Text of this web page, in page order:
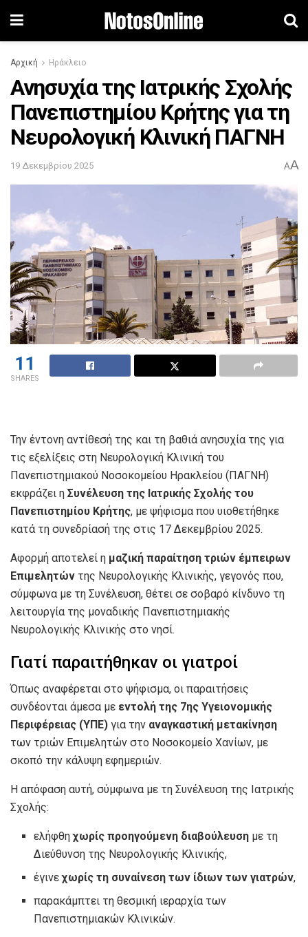
Αρχική Ηράκλειο
Ανησυχία της Ιατρικής Σχολής
Πανεπιστημίου Κρήτης για τη
Νευρολογική Κλινική ΠΑΓΝΗ
19 Δεκεμβρίου 2025 AA
11
SHARES
Την έντονη αντίθεσή της και τη βαθιά ανησυχία της για
τις εξελίξεις στη Νευρολογική Κλινική του
Πανεπιστημιακού Νοσοκομείου Ηρακλείου (ΠΑΓΝΗ)
εκφράζει η Συνέλευση της Ιατρικής Σχολής του
Πανεπιστημίου Κρήτης, με ψήφισμα που υιοθετήθηκε
κατά τη συνεδρίασή της στις 17 Δεκεμβρίου 2025.
Αφορμή αποτελεί η μαζική παραίτηση τριών έμπειρων
Επιμελητών της Νευρολογικής Κλινικής, γεγονός που,
σύμφωνα με τη Συνέλευση, θέτει σε σοβαρό κίνδυνο τη
λειτουργία της μοναδικής Πανεπιστημιακής
Νευρολογικής Κλινικής στο νησί.
Γιατί παραιτήθηκαν οι γιατροί
Όπως αναφέρεται στο ψήφισμα, οι παραιτήσεις
συνδέονται άμεσα με εντολή της 7ης Υγειονομικής
Περιφέρειας (ΥΠΕ) για την αναγκαστική μετακίνηση
των τριών Επιμελητών στο Νοσοκομείο Χανίων, με
σκοπό την κάλυψη εφημεριών.
Η απόφαση αυτή, σύμφωνα με τη Συνέλευση της Ιατρικής
Σχολής:
ελήφθηχωρίς προηγούμενη διαβούλευση με τη
Διεύθυνση της Νευρολογικής Κλινικής,
έγινεχωρίς τη συναίνεση των ίδιων των γιατρών,
παρακάμπτει τη θεσμική ιεραρχία των
Πανεπιστημιακών Κλινικών.